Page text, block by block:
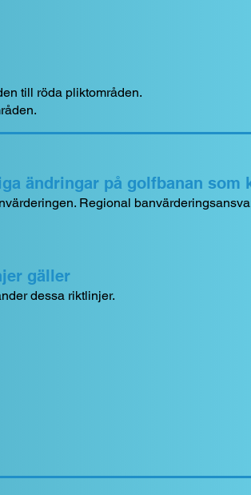
till röda pliktområden.
ändringar på golfbanan som
Regional
gäller
dessa riktlinjer.